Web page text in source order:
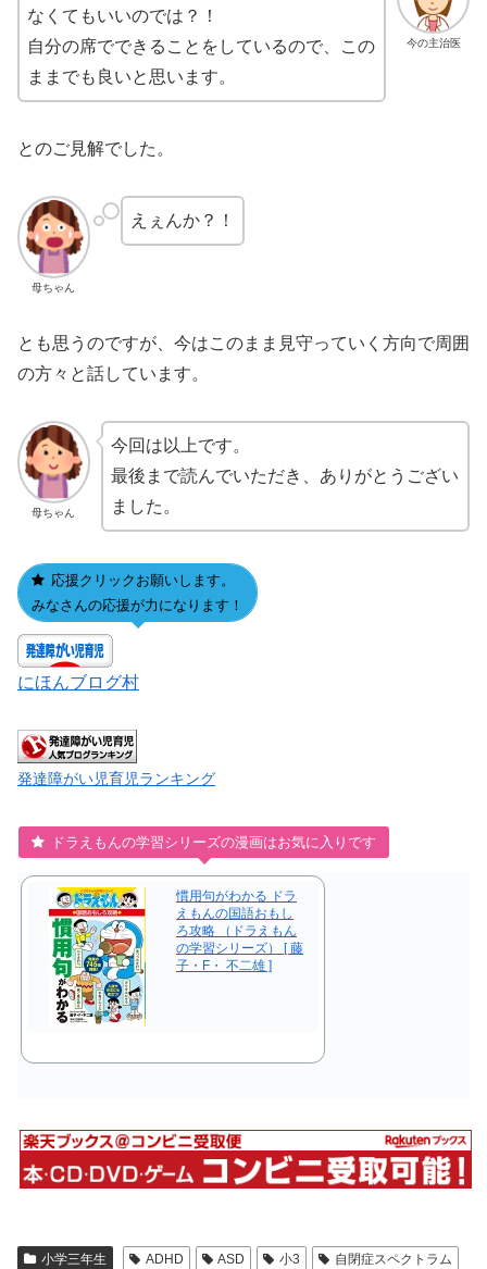
今の主治医
なくてもいいのでは？！
自分の席でできることをしているので、この
ままでも良いと思います。
とのご見解でした。
母ちゃん
えぇんか？！
とも思うのですが、今はこのまま見守っていく方向で周囲
の方々と話しています。
母ちゃん
今回は以上です。
最後まで読んでいただき、ありがとうござい
ました。
応援クリックお願いします。
みなさんの応援が力になります！
にほんブログ村
発達障がい児育児ランキング
ドラえもんの学習シリーズの漫画はお気に入りです
慣用句がわかる ドラ
えもんの国語おもし
ろ攻略 （ドラえもん
の学習シリーズ） [ 藤
子・F・ 不二雄 ]
小学三年生 ADHD ASD 小3 自閉症スペクトラム